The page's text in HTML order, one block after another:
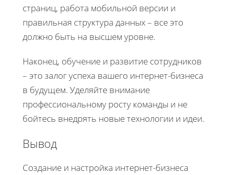
страниц, работа мобильной версии и
правильная структура данных – все это
должно быть на высшем уровне.
Наконец, обучение и развитие сотрудников
– это залог успеха вашего интернет-бизнеса
в будущем. Уделяйте внимание
профессиональному росту команды и не
бойтесь внедрять новые технологии и идеи.
Вывод
Создание и настройка интернет-бизнеса